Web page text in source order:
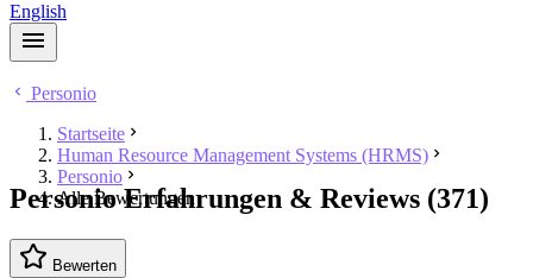
English
Personio
Startseite
Human Resource Management Systems (HRMS)
Personio
Alle Bewertungen
Personio Erfahrungen & Reviews (371)
Bewerten